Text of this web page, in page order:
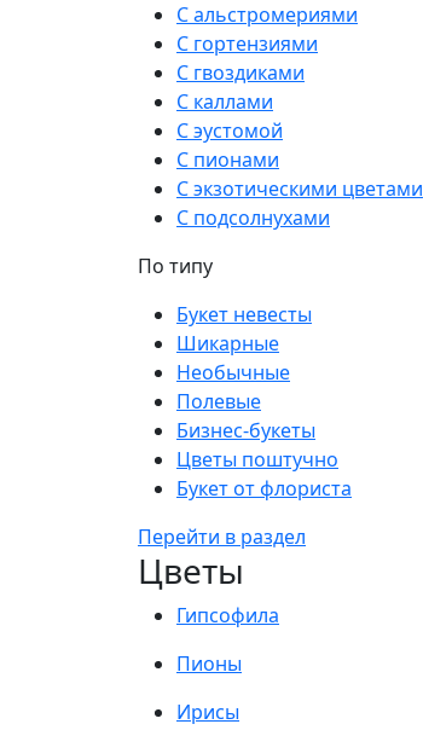
С альстромериями
С гортензиями
С гвоздиками
С каллами
С эустомой
С пионами
С экзотическими цветами
С подсолнухами
По типу
Букет невесты
Шикарные
Необычные
Полевые
Бизнес-букеты
Цветы поштучно
Букет от флориста
Перейти в раздел
Цветы
Гипсофила
Пионы
Ирисы